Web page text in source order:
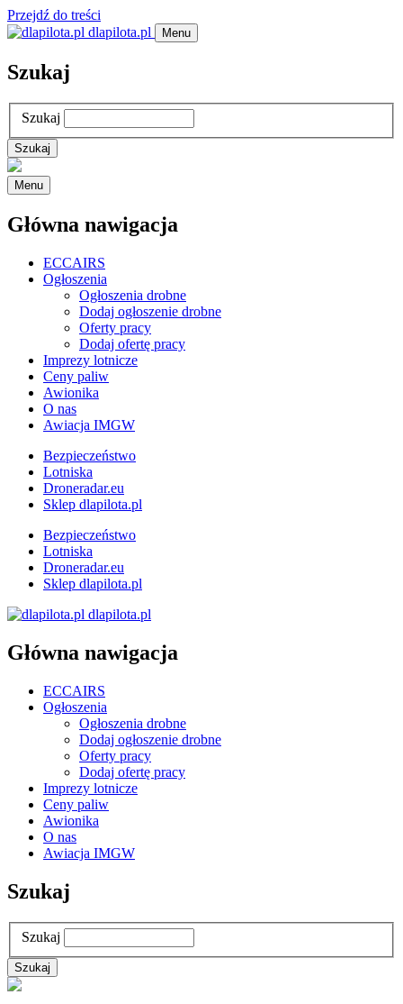
Przejdź do treści
dlapilota.pl
Menu
Szukaj
Szukaj
Menu
Główna nawigacja
ECCAIRS
Ogłoszenia
Ogłoszenia drobne
Dodaj ogłoszenie drobne
Oferty pracy
Dodaj ofertę pracy
Imprezy lotnicze
Ceny paliw
Awionika
O nas
Awiacja IMGW
Bezpieczeństwo
Lotniska
Droneradar.eu
Sklep dlapilota.pl
Bezpieczeństwo
Lotniska
Droneradar.eu
Sklep dlapilota.pl
dlapilota.pl
Główna nawigacja
ECCAIRS
Ogłoszenia
Ogłoszenia drobne
Dodaj ogłoszenie drobne
Oferty pracy
Dodaj ofertę pracy
Imprezy lotnicze
Ceny paliw
Awionika
O nas
Awiacja IMGW
Szukaj
Szukaj